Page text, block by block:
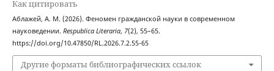
Как цитировать
Аблажей, А. М. (2026). Феномен гражданской науки в современном
науковедении. Respublica Literaria, 7(2), 55–65.
https://doi.org/10.47850/RL.2026.7.2.55-65
Другие форматы библиографических ссылок